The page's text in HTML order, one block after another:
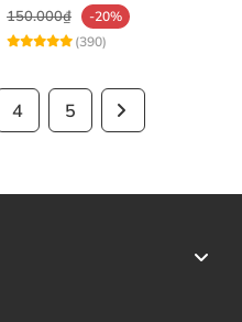
150.000₫
-20%
(390)
4 5